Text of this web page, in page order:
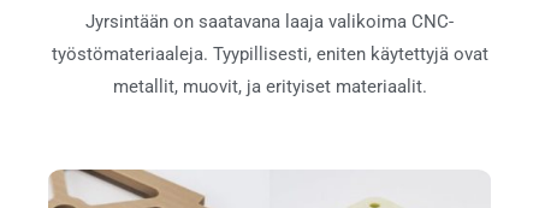
Jyrsintään on saatavana laaja valikoima CNC-
työstömateriaaleja. Tyypillisesti, eniten käytettyjä ovat
metallit, muovit, ja erityiset materiaalit.